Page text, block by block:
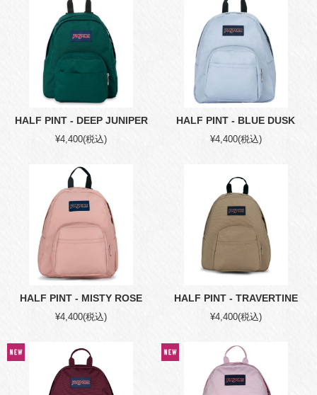
HALF PINT - DEEP JUNIPER
¥4,400(税込)
HALF PINT - BLUE DUSK
¥4,400(税込)
HALF PINT - MISTY ROSE
¥4,400(税込)
HALF PINT - TRAVERTINE
¥4,400(税込)